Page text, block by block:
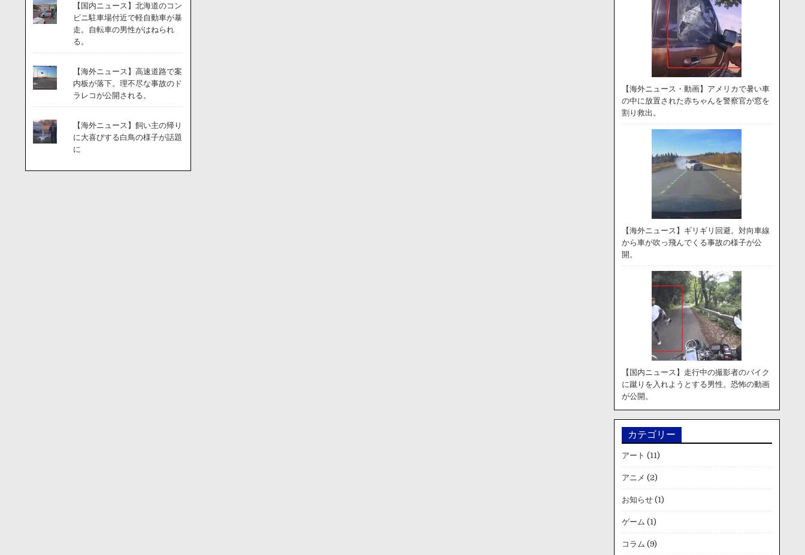
【国内ニュース】北海道のコン
ビニ駐車場付近で軽自動車が暴
走。自転車の男性がはねられ
る。
【海外ニュース】高速道路で案
内板が落下。理不尽な事故のド
ラレコが公開される。
【海外ニュース】飼い主の帰り
に大喜びする白鳥の様子が話題
に
【海外ニュース・動画】アメリカで暑い車
の中に放置された赤ちゃんを警察官が窓を
割り救出。
【海外ニュース】ギリギリ回避。対向車線
から車が吹っ飛んでくる事故の様子が公
開。
【国内ニュース】走行中の撮影者のバイク
に蹴りを入れようとする男性。恐怖の動画
が公開。
カテゴリー
アート (11)
アニメ (2)
お知らせ(1)
ゲーム (1)
コラム (9)